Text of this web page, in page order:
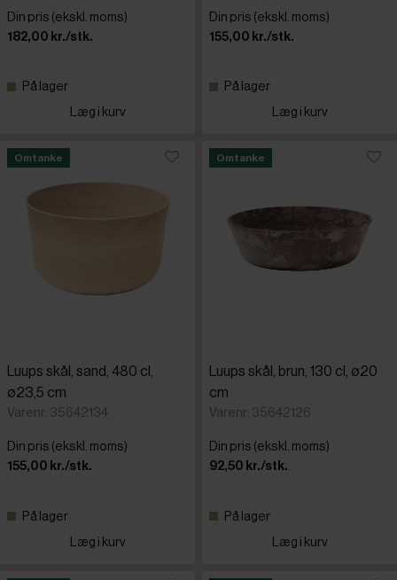
Din pris (ekskl. moms)
182,00 kr./stk.
På lager
Læg i kurv
Din pris (ekskl. moms)
155,00 kr./stk.
På lager
Læg i kurv
Omtanke
Luups skål, sand, 480 cl,
ø23,5 cm
Varenr: 35642134
Din pris (ekskl. moms)
155,00 kr./stk.
På lager
Læg i kurv
Omtanke
Luups skål, brun, 130 cl, ø20
cm
Varenr: 35642126
Din pris (ekskl. moms)
92,50 kr./stk.
På lager
Læg i kurv